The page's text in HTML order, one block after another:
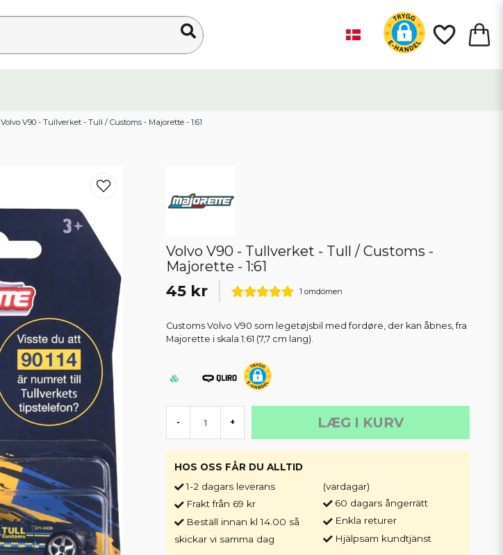
Volvo V90 - Tullverket - Tull / Customs - Majorette - 1:61
Volvo V90 - Tullverket - Tull / Customs -
Majorette - 1:61
45 kr 1 omdömen
Customs Volvo V90 som legetøjsbil med fordøre, der kan åbnes, fra
Majorette i skala 1:61 (7,7 cm lang).
- + LÆG I KURV
HOS OSS FÅR DU ALLTID
1-2 dagars leverans
Frakt från 69 kr
Beställ innan kl 14.00 så
skickar vi samma dag
(vardagar)
60 dagars ångerrätt
Enkla returer
Hjälpsam kundtjänst